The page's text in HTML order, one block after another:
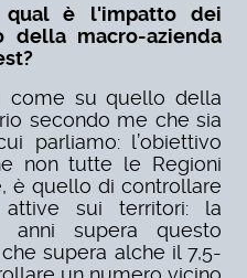
qual è l'impatto dei
macro-azienda
come su quello della
secondo me che sia
parliamo: l’obiettivo
non tutte le Regioni
è quello di controllare
sui territori: la
anni supera questo
supera alche il 7,5-